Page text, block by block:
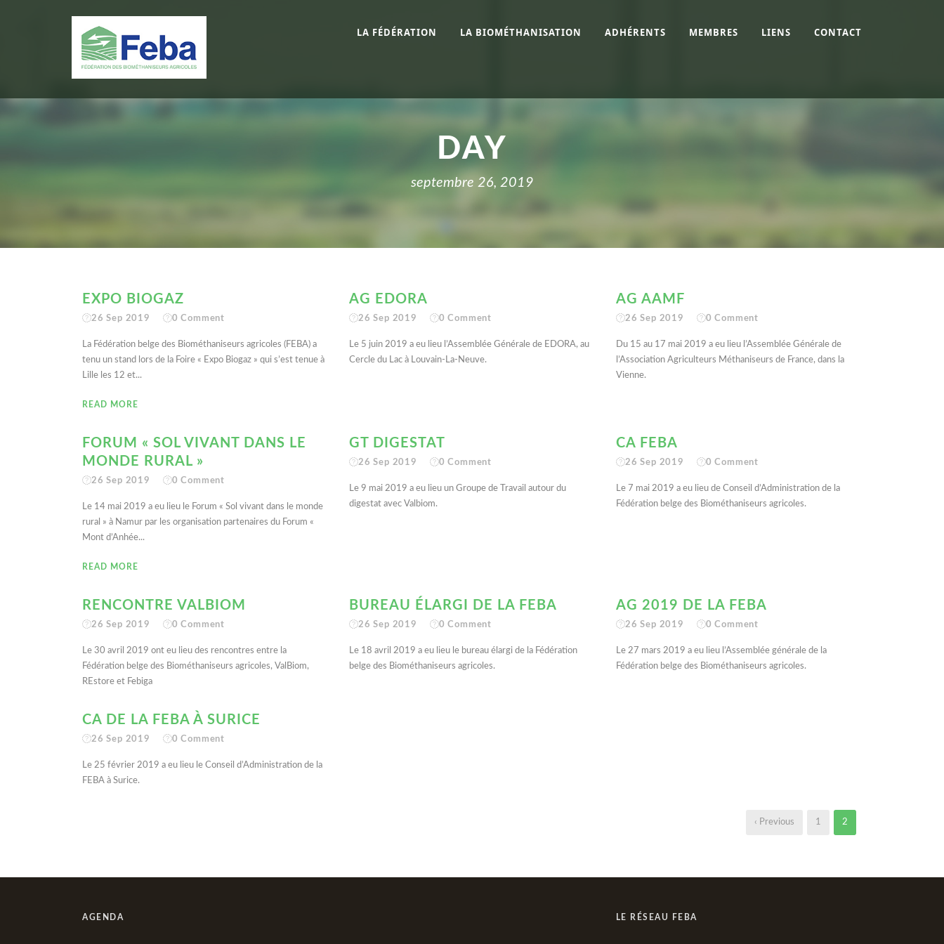
LA FÉDÉRATION LA BIOMÉTHANISATION ADHÉRENTS MEMBRES LIENS CONTACT
DAY
septembre 26, 2019
EXPO BIOGAZ
26 Sep 2019 0Comment
La Fédération belge des Biométhaniseurs agricoles (FEBA) a
tenu un stand lors de la Foire « Expo Biogaz » qui s’est tenue à
Lille les 12 et...
READ MORE
AG EDORA
26 Sep 2019 0Comment
Le 5 juin 2019 a eu lieu l’Assemblée Générale de EDORA, au
Cercle du Lac à Louvain-La-Neuve.
AG AAMF
26 Sep 2019 0Comment
Du 15 au 17 mai 2019 a eu lieu l’Assemblée Générale de
l’Association Agriculteurs Méthaniseurs de France, dans la
Vienne.
FORUM « SOL VIVANT DANS LE
MONDE RURAL »
26 Sep 2019 0Comment
Le 14 mai 2019 a eu lieu le Forum « Sol vivant dans le monde
rural » à Namur par les organisation partenaires du Forum «
Mont d’Anhée...
READ MORE
GT DIGESTAT
26 Sep 2019 0Comment
Le 9 mai 2019 a eu lieu un Groupe de Travail autour du
digestat avec Valbiom.
CA FEBA
26 Sep 2019 0Comment
Le 7 mai 2019 a eu lieu de Conseil d’Administration de la
Fédération belge des Biométhaniseurs agricoles.
RENCONTRE VALBIOM
26 Sep 2019 0Comment
Le 30 avril 2019 ont eu lieu des rencontres entre la
Fédération belge des Biométhaniseurs agricoles, ValBiom,
REstore et Febiga
BUREAU ÉLARGI DE LA FEBA
26 Sep 2019 0Comment
Le 18 avril 2019 a eu lieu le bureau élargi de la Fédération
belge des Biométhaniseurs agricoles.
AG 2019 DE LA FEBA
26 Sep 2019 0Comment
Le 27 mars 2019 a eu lieu l’Assemblée générale de la
Fédération belge des Biométhaniseurs agricoles.
CA DE LA FEBA À SURICE
26 Sep 2019 0Comment
Le 25 février 2019 a eu lieu le Conseil d’Administration de la
FEBA à Surice.
‹ Previous 1 2
AGENDA LE RÉSEAU FEBA